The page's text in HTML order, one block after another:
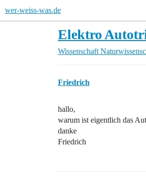
wer-weiss-was.de
Elektro
Wissenschaft
Friedrich
hallo,
warum ist eigentlich das
danke
Friedrich